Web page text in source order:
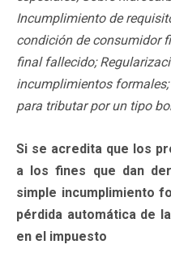
Incumplimiento de
condición de consumidor
final fallecido;
incumplimientos
para tributar por un tipo
Si se acredita que los
a los fines que dan
simple incumplimiento
pérdida automática de
en el impuesto